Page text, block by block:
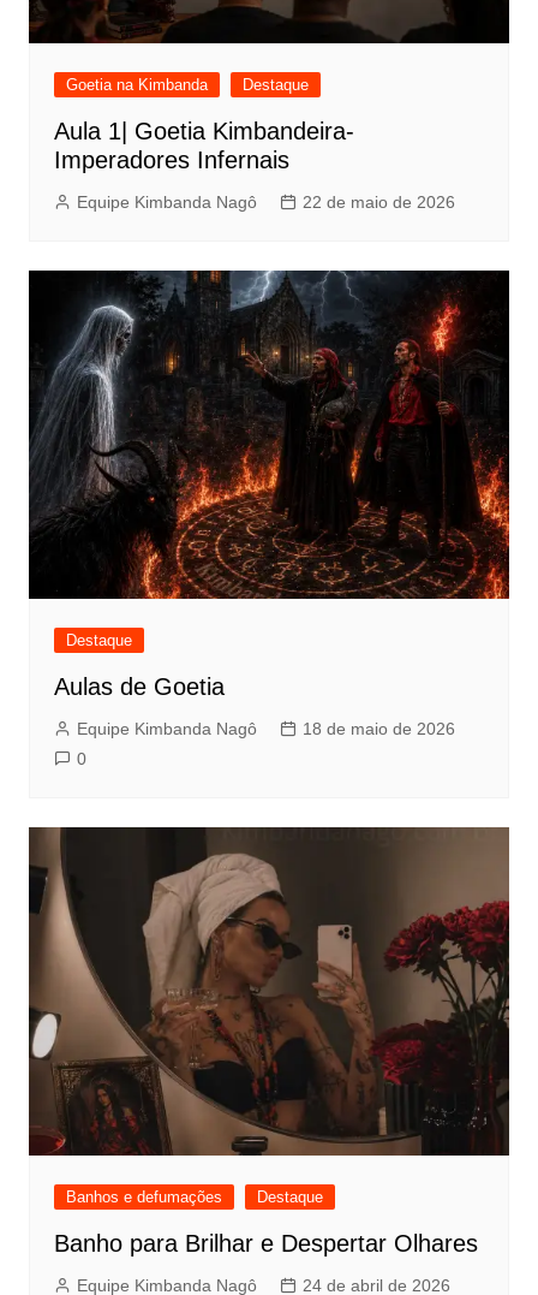
Goetia na Kimbanda Destaque
Aula 1| Goetia Kimbandeira-
Imperadores Infernais
Equipe Kimbanda Nagô 22 de maio de 2026
Destaque
Aulas de Goetia
Equipe Kimbanda Nagô
18 de maio de 2026
0
Banhos e defumações Destaque
Banho para Brilhar e Despertar Olhares
Equipe Kimbanda Nagô 24 de abril de 2026